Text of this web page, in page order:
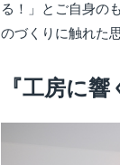
る！」とご自身の
のづくりに触れた
『工房に